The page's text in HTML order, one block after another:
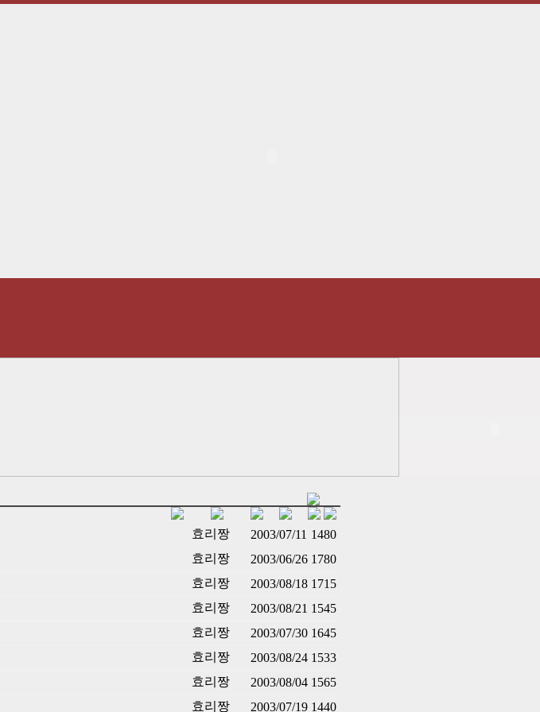
효리짱 2003/07/11 1480
효리짱 2003/06/26 1780
효리짱 2003/08/18 1715
효리짱 2003/08/21 1545
효리짱 2003/07/30 1645
효리짱 2003/08/24 1533
효리짱 2003/08/04 1565
효리짱 2003/07/19 1440